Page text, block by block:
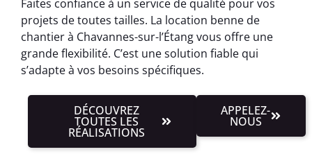
Faites confiance à un service de qualité pour vos
projets de toutes tailles. La location benne de
chantier à Chavannes-sur-l’Étang vous offre une
grande flexibilité. C’est une solution fiable qui
s’adapte à vos besoins spécifiques.
DÉCOUVREZ
TOUTES LES
RÉALISATIONS
APPELEZ-
NOUS